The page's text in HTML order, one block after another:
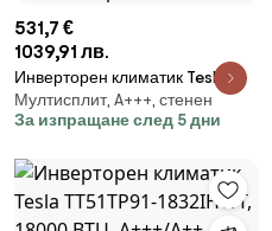
531,7 €
1039,91 лв.
Инверторен климатик Tesla
TT34TP91-1232IHWT, 12000 BTU,
20 м2, Wi-Fi, Турбо, Follow me,
Йонизатор, Бял
Мултисплит, A+++, стенен
За изпращане след 5 дни